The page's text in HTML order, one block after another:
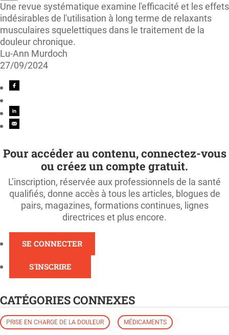
Une revue systématique examine l'efficacité et les effets
indésirables de l'utilisation à long terme de relaxants
musculaires squelettiques dans le traitement de la
douleur chronique.
Lu-Ann Murdoch
27/09/2024
Pour accéder au contenu, connectez-vous
ou créez un compte gratuit.
L’inscription, réservée aux professionnels de la santé
qualifiés, donne accès à tous les articles, blogues de
pairs, magazines, formations continues, lignes
directrices et plus encore.
SE CONNECTER
S'INSCRIRE
CATÉGORIES CONNEXES
PRISE EN CHARGE DE LA DOULEUR MÉDICAMENTS